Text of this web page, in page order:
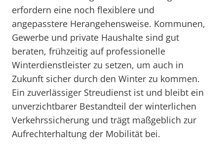
erfordern eine noch flexiblere und
angepasstere Herangehensweise. Kommunen,
Gewerbe und private Haushalte sind gut
beraten, frühzeitig auf professionelle
Winterdienstleister zu setzen, um auch in
Zukunft sicher durch den Winter zu kommen.
Ein zuverlässiger Streudienst ist und bleibt ein
unverzichtbarer Bestandteil der winterlichen
Verkehrssicherung und trägt maßgeblich zur
Aufrechterhaltung der Mobilität bei.